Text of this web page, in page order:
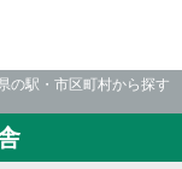
の駅・市区町村から探す